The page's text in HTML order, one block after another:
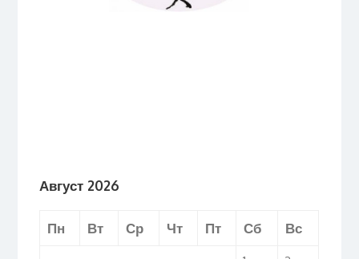
Август 2026
Пн Вт Ср Чт Пт Сб Вс